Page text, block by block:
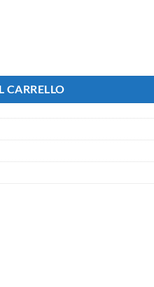
CARRELLO